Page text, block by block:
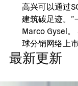
高兴可以通过
建筑碳足迹。
Marco Gysel
球分销网络上市
最新更新